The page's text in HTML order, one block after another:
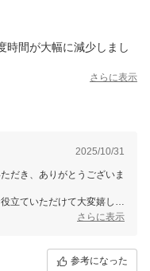
時間が大幅に減少しまし
さらに表示
2025/10/31
だき、ありがとうございま
立ていただけて大変嬉しい
さらに表示
参考になった